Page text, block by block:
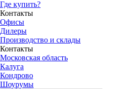
Где купить?
Контакты
Офисы
Дилеры
Производство и склады
Контакты
Московская область
Калуга
Кондрово
Шоурумы